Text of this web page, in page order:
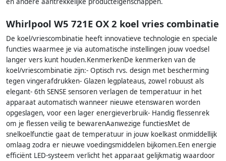
Whirlpool W5 721E OX 2 koel vries combinatie
De koel/vriescombinatie heeft innovatieve technologie en speciale
functies waarmee je via automatische instellingen jouw voedsel
langer vers kunt houden.KenmerkenDe kenmerken van de
koel/vriescombinatie zijn:- Optisch rvs. design met bescherming
tegen vingerafdrukken- Glazen legplateaus, zowel robuust als
elegant- 6th SENSE sensoren verlagen de temperatuur in het
apparaat automatisch wanneer nieuwe etenswaren worden
opgeslagen, voor een lager energieverbruik- Handig flessenrek
om je flessen veilig te bewarenAanwezige functiesMet de
snelkoelfunctie gaat de temperatuur in jouw koelkast onmiddellijk
omlaag zodra er nieuwe voedingsmiddelen bijkomen.Een energie
efficiënt LED-systeem verlicht het apparaat gelijkmatig waardoor